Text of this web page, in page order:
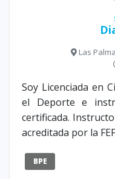
Las
Soy Licenciada en
el Deporte e
certificada.
acreditada por la
BPE